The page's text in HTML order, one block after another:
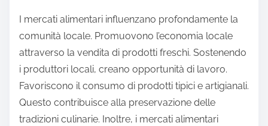
I mercati alimentari influenzano profondamente la
comunità locale. Promuovono l’economia locale
attraverso la vendita di prodotti freschi. Sostenendo
i produttori locali, creano opportunità di lavoro.
Favoriscono il consumo di prodotti tipici e artigianali.
Questo contribuisce alla preservazione delle
tradizioni culinarie. Inoltre, i mercati alimentari